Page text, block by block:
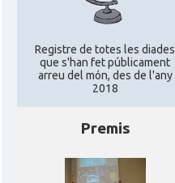
Registre de totes les diades
que s'han fet públicament
arreu del món, des de l'any
2018
Premis